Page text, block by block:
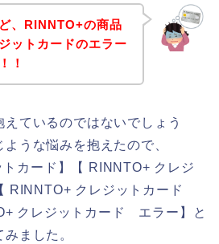
、RINNTO+の商品
ットカードのエラー
！
ているのではないでしょう
うな悩みを抱えたので、
トカード】【 RINNTO+ クレジ
RINNTO+ クレジットカード
クレジットカード エラー】と
ました。